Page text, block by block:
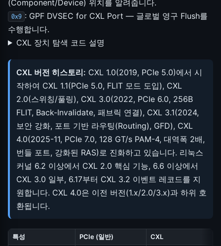
(Component/Device) 위치를 알려줍니다.
0x9 : GPF DVSEC for CXL Port — 글로벌 영구 Flush를
수행합니다.
CXL 장치 탐색 코드 설명
CXL 버전 히스토리: CXL 1.0(2019, PCIe 5.0)에서 시
작하여 CXL 1.1(PCIe 5.0, FLIT 모드 도입), CXL
2.0(스위칭/풀링), CXL 3.0(2022, PCIe 6.0, 256B
FLIT, Back-Invalidate, 패브릭 연결), CXL 3.1(2024,
보안 강화, 포트 기반 라우팅(Routing), GFD), CXL
4.0(2025-11, PCIe 7.0, 128 GT/s PAM-4, 대역폭 2배,
번들 포트, 강화된 RAS)로 진화하고 있습니다. 리눅스
커널 6.2 이상에서 CXL 2.0 핵심 기능, 6.6 이상에서
CXL 3.0 일부, 6.17부터 CXL 3.2 이벤트 레코드를 지
원합니다. CXL 4.0은 이전 버전(1.x/2.0/3.x)과 하위 호
환됩니다.
특성 PCIe (일반)
CXL